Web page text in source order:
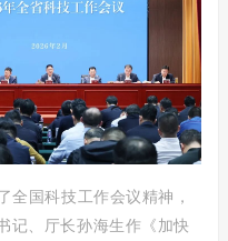
全国科技工作会议精神，
记、厅长孙海生作《加快